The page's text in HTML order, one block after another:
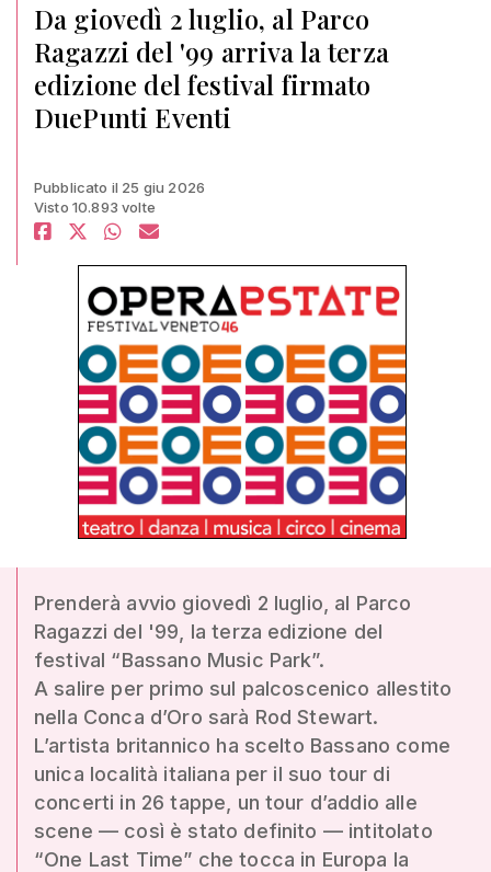
Da giovedì 2 luglio, al Parco
Ragazzi del '99 arriva la terza
edizione del festival firmato
DuePunti Eventi
Pubblicato il 25 giu 2026
Visto 10.893 volte
Prenderà avvio giovedì 2 luglio, al Parco
Ragazzi del '99, la terza edizione del
festival “Bassano Music Park”.
A salire per primo sul palcoscenico allestito
nella Conca d’Oro sarà Rod Stewart.
L’artista britannico ha scelto Bassano come
unica località italiana per il suo tour di
concerti in 26 tappe, un tour d’addio alle
scene — così è stato definito — intitolato
“One Last Time” che tocca in Europa la